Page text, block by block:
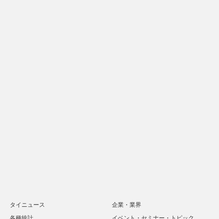
タイニュース
企業・業界